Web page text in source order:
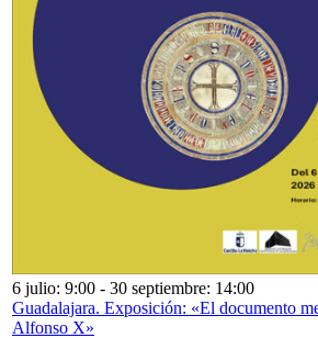
6 julio: 9:00 - 30 septiembre: 14:00
Guadalajara. Exposición: «El documento
Alfonso X»